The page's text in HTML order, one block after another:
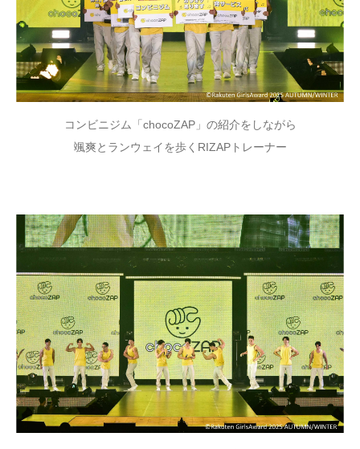
コンビニジム「chocoZAP」の紹介をしながら
颯爽とランウェイを歩くRIZAPトレーナー